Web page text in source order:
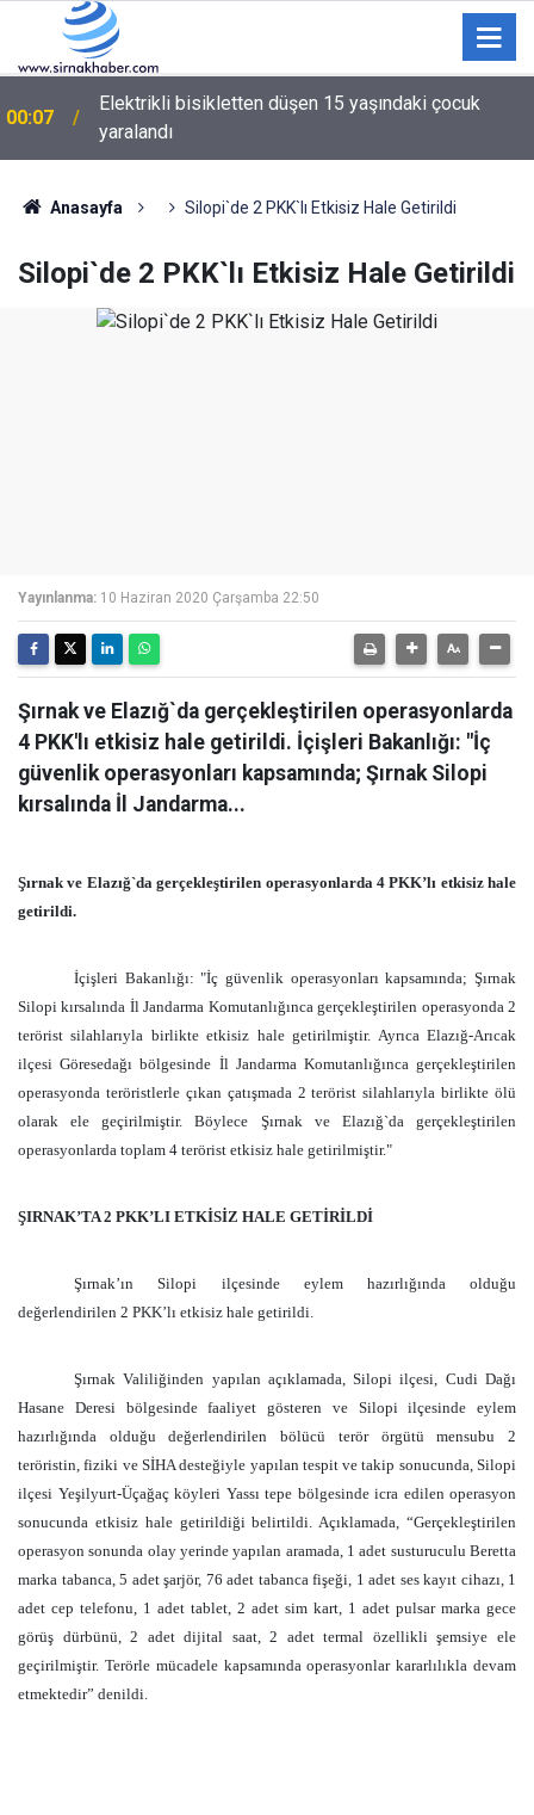
00:07
Elektrikli bisikletten düşen 15 yaşındaki çocuk
yaralandı
Anasayfa Silopi`de 2 PKK`lı Etkisiz Hale Getirildi
Silopi`de 2 PKK`lı Etkisiz Hale Getirildi
Yayınlanma: 10 Haziran 2020 Çarşamba 22:50
Şırnak ve Elazığ`da gerçekleştirilen operasyonlarda
4 PKK'lı etkisiz hale getirildi. İçişleri Bakanlığı: "İç
güvenlik operasyonları kapsamında; Şırnak Silopi
kırsalında İl Jandarma...
Şırnak ve Elazığ`da gerçekleştirilen operasyonlarda 4 PKK’lı etkisiz hale
getirildi.
İçişleri Bakanlığı: "İç güvenlik operasyonları kapsamında; Şırnak
Silopi kırsalında İl Jandarma Komutanlığınca gerçekleştirilen operasyonda 2
terörist silahlarıyla birlikte etkisiz hale getirilmiştir. Ayrıca Elazığ-Arıcak
ilçesi Göresedağı bölgesinde İl Jandarma Komutanlığınca gerçekleştirilen
operasyonda teröristlerle çıkan çatışmada 2 terörist silahlarıyla birlikte ölü
olarak ele geçirilmiştir. Böylece Şırnak ve Elazığ`da gerçekleştirilen
operasyonlarda toplam 4 terörist etkisiz hale getirilmiştir."
ŞIRNAK’TA 2 PKK’LI ETKİSİZ HALE GETİRİLDİ
Şırnak’ın Silopi ilçesinde eylem hazırlığında olduğu
değerlendirilen 2 PKK’lı etkisiz hale getirildi.
Şırnak Valiliğinden yapılan açıklamada, Silopi ilçesi, Cudi Dağı
Hasane Deresi bölgesinde faaliyet gösteren ve Silopi ilçesinde eylem
hazırlığında olduğu değerlendirilen bölücü terör örgütü mensubu 2
teröristin, fiziki ve SİHA desteğiyle yapılan tespit ve takip sonucunda, Silopi
ilçesi Yeşilyurt-Üçağaç köyleri Yassı tepe bölgesinde icra edilen operasyon
sonucunda etkisiz hale getirildiği belirtildi. Açıklamada, “Gerçekleştirilen
operasyon sonunda olay yerinde yapılan aramada, 1 adet susturuculu Beretta
marka tabanca, 5 adet şarjör, 76 adet tabanca fişeği, 1 adet ses kayıt cihazı, 1
adet cep telefonu, 1 adet tablet, 2 adet sim kart, 1 adet pulsar marka gece
görüş dürbünü, 2 adet dijital saat, 2 adet termal özellikli şemsiye ele
geçirilmiştir. Terörle mücadele kapsamında operasyonlar kararlılıkla devam
etmektedir” denildi.